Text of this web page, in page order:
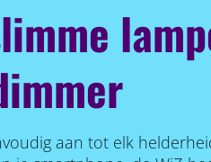
aan tot elk